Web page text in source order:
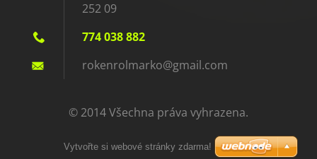
252 09
774 038 882
rokenrolmarko@gmail.com
© 2014 Všechna práva vyhrazena.
Vytvořte si webové stránky zdarma!